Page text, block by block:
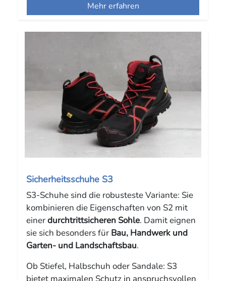
Mehr erfahren
Sicherheitsschuhe S3
S3-Schuhe sind die robusteste Variante: Sie
kombinieren die Eigenschaften von S2 mit
einerdurchtrittsicheren Sohle. Damit eignen
sie sich besonders für Bau, Handwerk und
Garten- und Landschaftsbau.
Ob Stiefel, Halbschuh oder Sandale: S3